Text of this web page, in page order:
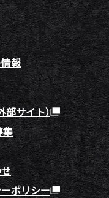
報
部サイト）
集
ポリシー